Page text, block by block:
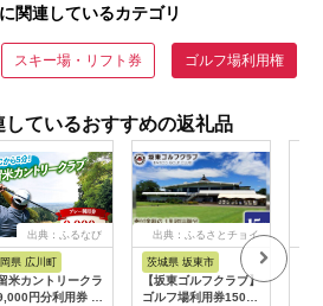
関連しているカテゴリ
スキー場・リフト券 ゴルフ場利用権
ているおすすめの返礼品
出典：ふるなび
県 広川町
米カントリークラ
円分利用券 /
出典：ふるさとチョイ
茨城県 坂東市
【坂東ゴルフクラブ】
ゴルフ場利用券15000